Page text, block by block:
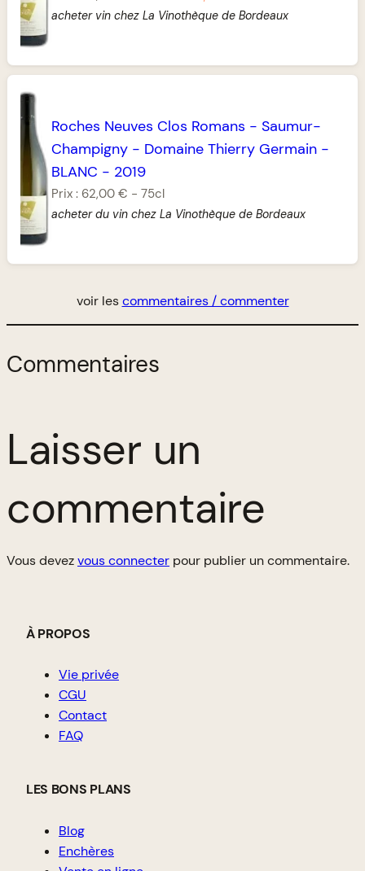
acheter vin chez La Vinothèque de Bordeaux
Roches Neuves Clos Romans - Saumur-
Champigny- Domaine Thierry Germain-
BLANC - 2019
Prix : 62,00 € - 75cl
acheter du vin chez La Vinothèque de Bordeaux
voir lescommentaires / commenter
Commentaires
Laisser un
commentaire
Vous devezvous connecter pour publier un commentaire.
À PROPOS
Vie privée
CGU
Contact
FAQ
LES BONS PLANS
Blog
Enchères